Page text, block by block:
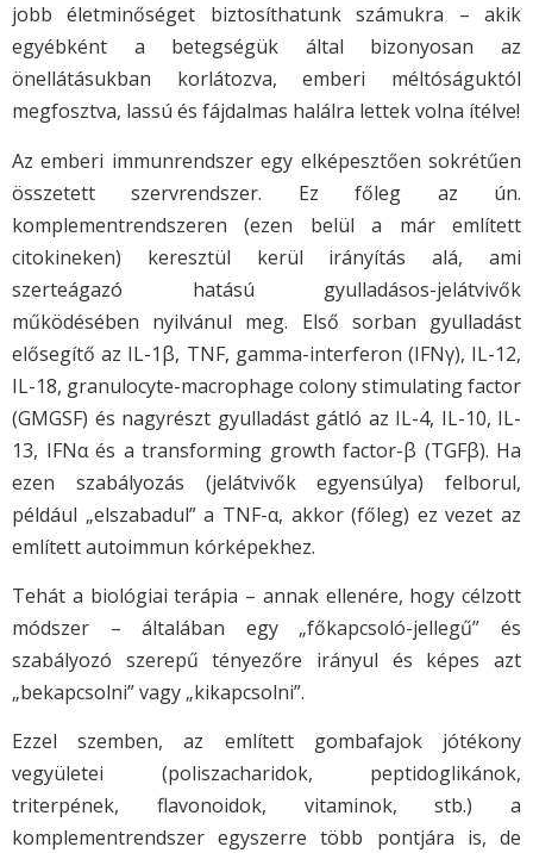
jobb életminőséget biztosíthatunk számukra – akik
egyébként a betegségük által bizonyosan az
önellátásukban korlátozva, emberi méltóságuktól
megfosztva, lassú és fájdalmas halálra lettek volna ítélve!
Az emberi immunrendszer egy elképesztően sokrétűen
összetett szervrendszer. Ez főleg az ún.
komplementrendszeren (ezen belül a már említett
citokineken) keresztül kerül irányítás alá, ami
szerteágazó hatású gyulladásos-jelátvivők
működésében nyilvánul meg. Első sorban gyulladást
elősegítő az IL-1β, TNF, gamma-interferon (IFNγ), IL-12,
IL-18, granulocyte-macrophage colony stimulating factor
(GMGSF) és nagyrészt gyulladást gátló az IL-4, IL-10, IL-
13, IFNα és a transforming growth factor-β (TGFβ). Ha
ezen szabályozás (jelátvivők egyensúlya) felborul,
például „elszabadul” a TNF-α, akkor (főleg) ez vezet az
említett autoimmun kórképekhez.
Tehát a biológiai terápia – annak ellenére, hogy célzott
módszer – általában egy „főkapcsoló-jellegű” és
szabályozó szerepű tényezőre irányul és képes azt
„bekapcsolni” vagy „kikapcsolni”.
Ezzel szemben, az említett gombafajok jótékony
vegyületei (poliszacharidok, peptidoglikánok,
triterpének, flavonoidok, vitaminok, stb.) a
komplementrendszer egyszerre több pontjára is, de